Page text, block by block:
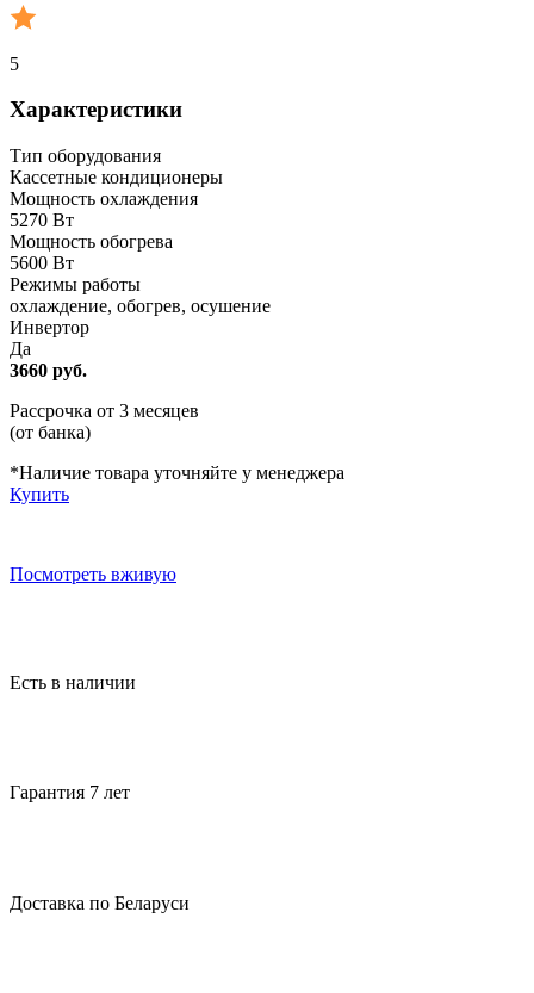
5
Характеристики
Тип оборудования
Кассетные кондиционеры
Мощность охлаждения
5270 Вт
Мощность обогрева
5600 Вт
Режимы работы
охлаждение, обогрев, осушение
Инвертор
Да
3660 руб.
Рассрочка от 3 месяцев
(от банка)
*Наличие товара уточняйте у менеджера
Купить
Посмотреть вживую
Есть в наличии
Гарантия 7 лет
Доставка по Беларуси